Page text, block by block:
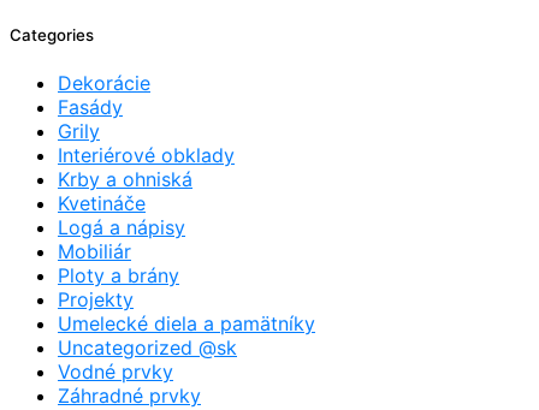
Categories
Dekorácie
Fasády
Grily
Interiérové obklady
Krby a ohniská
Kvetináče
Logá a nápisy
Mobiliár
Ploty a brány
Projekty
Umelecké diela a pamätníky
Uncategorized @sk
Vodné prvky
Záhradné prvky